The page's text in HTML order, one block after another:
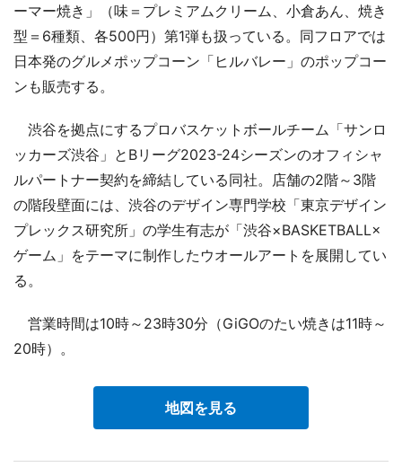
ーマー焼き」（味＝プレミアムクリーム、小倉あん、焼き
型＝6種類、各500円）第1弾も扱っている。同フロアでは
日本発のグルメポップコーン「ヒルバレー」のポップコー
ンも販売する。
渋谷を拠点にするプロバスケットボールチーム「サンロ
ッカーズ渋谷」とBリーグ2023-24シーズンのオフィシャ
ルパートナー契約を締結している同社。店舗の2階～3階
の階段壁面には、渋谷のデザイン専門学校「東京デザイン
プレックス研究所」の学生有志が「渋谷×BASKETBALL×
ゲーム」をテーマに制作したウオールアートを展開してい
る。
営業時間は10時～23時30分（GiGOのたい焼きは11時～
20時）。
地図を見る